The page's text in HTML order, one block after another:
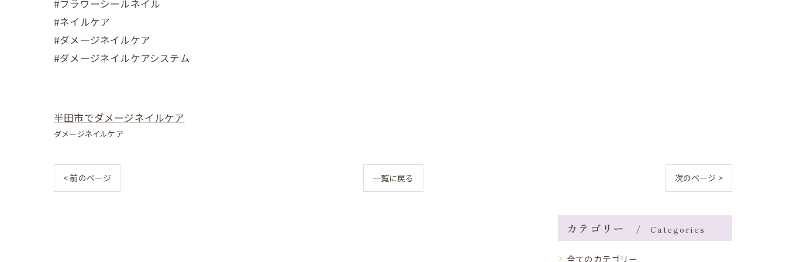
#フラワーシールネイル
#ネイルケア
#ダメージネイルケア
#ダメージネイルケアシステム
半田市でダメージネイルケア
ダメージネイルケア
< 前のページ 一覧に戻る 次のページ >
カテゴリー Categories
全てのカテゴリー